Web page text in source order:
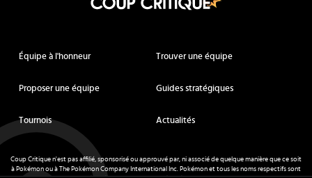
Équipe à l'honneur Trouver une équipe
Proposer une équipe Guides stratégiques
Tournois Actualités
Coup Critique n'est pas affilié, sponsorisé ou approuvé par, ni associé de quelque manière que ce soit
à Pokémon ou à The Pokémon Company International Inc. Pokémon et tous les noms respectifs sont